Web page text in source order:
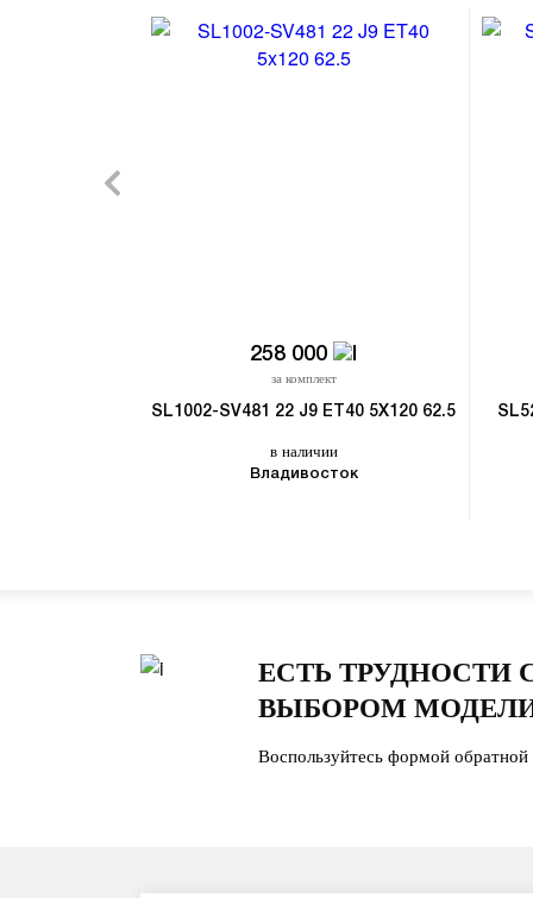
258 000
за комплект
SL1002-SV481 22 J9 ET40 5X120 62.5
в наличии
Владивосток
ЕСТЬ ТРУДНОСТИ
ВЫБОРОМ
Воспользуйтесь формой